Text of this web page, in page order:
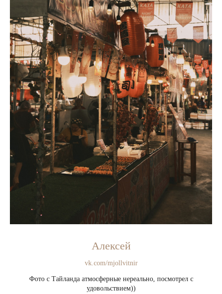
Алексей
vk.com/mjollvitnir
Фото с Тайланда атмосферные нереально, посмотрел с
удовольствием))